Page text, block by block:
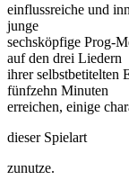
einflussreiche und
junge
sechsköpfige Prog-
auf den drei Liedern
ihrer selbstbetitelten
fünfzehn Minuten
erreichen, einige
dieser Spielart
zunutze.